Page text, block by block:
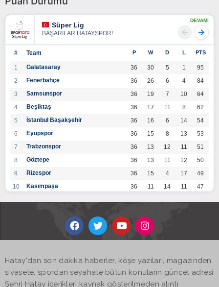
Süper Lig
BAŞARILAR HATAYSPOR!
DEVAMI
# Team P W D L PTS
1 Galatasaray 36 30 5 1
95
2
Fenerbahçe 36 26 6 4
84
3
Samsunspor 36 19 7 10
64
4
Beşiktaş 36 17 11 8
62
5
İstanbul Başakşehir 36 16 6 14
54
6
Eyüpspor 36 15 8 13
53
7
Trabzonspor 36 13 12 11
51
8
Göztepe 36 13 11 12
50
9
Rizespor 36 15 4 17
49
10
Kasımpaşa 36 11 14 11
47
36 12
14
Kayserispor 36 11 12 13
45
17
Hatay'dan son dakika haberler, köşe yazıları, magazinden
siyasete, spordan seyahate bütün konuların güncel adresi
Şehri Hatay içerikleri kaynak gösterilmeden alıntı